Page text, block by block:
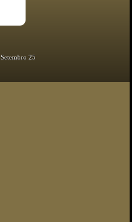
Setembro 25